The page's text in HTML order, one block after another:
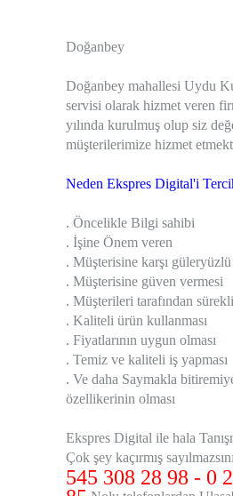
Doğanbey
Doğanbey mahallesi Uydu
servisi olarak hizmet veren
yılında kurulmuş olup siz
müşterilerimize hizmet
Neden Ekspres Digital'i
. Öncelikle Bilgi sahibi
. İşine Önem veren
. Müşterisine karşı güleryüzlü
. Müşterisine güven vermesi
. Müşterileri tarafından
. Kaliteli ürün kullanması
. Fiyatlarının uygun olması
. Temiz ve kaliteli iş yapması
. Ve daha Saymakla
özellikerinin olması
Ekspres Digital ile hala
Çok şey kaçırmış
545 308 28 98 - 0